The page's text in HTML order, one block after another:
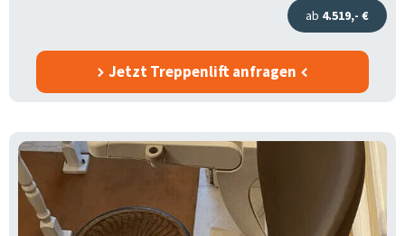
ab 4.519,- €
Jetzt Treppenlift anfragen